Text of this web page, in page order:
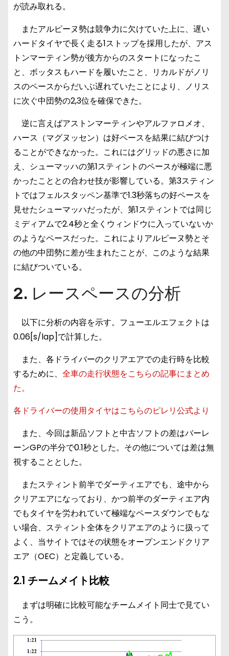
が読み取れる。
またアルピーヌ勢は競争力に欠けていた上に、遅い
ハードタイヤで長く走る1ストップを採用したが、アス
トンマーティン勢が後方からのスタートになったこ
と、ボッタスもハードを履いたこと、リカルドがノリ
スのペースからだいぶ遅れていたことにより、ノリス
に次ぐ中団勢の2,3位を確保できた。
逆に言えばアストンマーティンやアルファロメオ、
ハース（マグヌッセン）は好ペースを結果に結びつけ
ることができなかった。これにはグリッドの悪さに加
え、シューマッハの第1スティントのペースが極端に悪
かったこととの合わせ技が影響している。第3スティン
トではフェルスタッペン基準で1.3秒落ちの好ペースを
見せたシューマッハだったが、第1スティントでは同じ
ミディアムで2.4秒と全くウィンドウに入っていないか
のようなペースだった。これによりアルピーヌ勢とそ
の他の中団勢に差が生まれたことが、このような結果
に結びついている。
2. レースペースの分析
以下に分析の内容を示す。フューエルエフェクトは
0.06[s/lap]で計算した。
また、各ドライバーのクリアエアでの走行時を比較
するために、 全車の走行状態をこちらの記事にまとめ
た。
各ドライバーの使用タイヤはこちらのピレリ公式より
また、今回は新品ソフトと中古ソフトの差はバーレ
ーンGPの半分で0.1秒とした。その他については差は無
視することとした。
またスティント前半でダーティエアでも、途中から
クリアエアになっており、かつ前半のダーティエア内
でもタイヤを労われていて極端なペースダウンでもな
い場合、スティント全体をクリアエアのように扱って
よく、当サイトではその状態をオープンエンドクリア
エア（OEC）と定義している。
2.1 チームメイト比較
まずは明確に比較可能なチームメイト同士で見てい
こう。